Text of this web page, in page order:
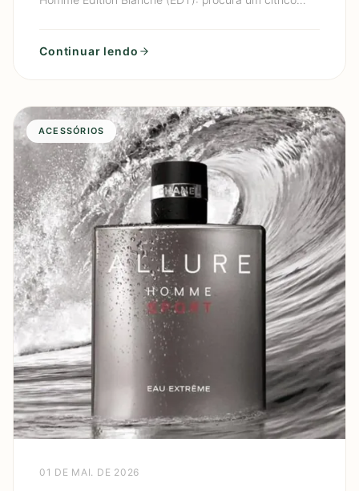
Continuar lendo
ACESSÓRIOS
01 DE MAI. DE 2026